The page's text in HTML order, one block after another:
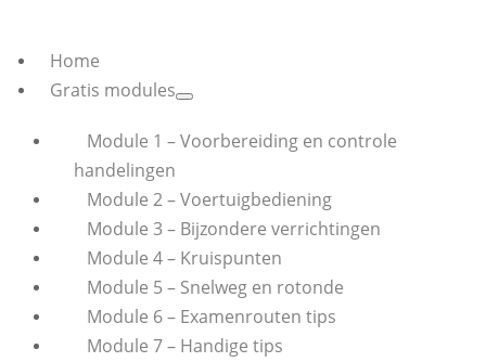
Home
Gratis modules
Module 1 – Voorbereiding en controle
handelingen
Module 2 – Voertuigbediening
Module 3 – Bijzondere verrichtingen
Module 4 – Kruispunten
Module 5 – Snelweg en rotonde
Module 6 – Examenrouten tips
Module 7 – Handige tips